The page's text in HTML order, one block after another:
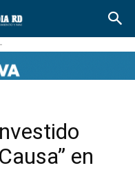
en